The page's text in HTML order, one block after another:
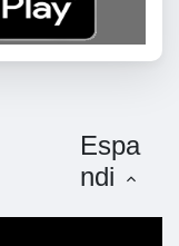
Espa
ndi